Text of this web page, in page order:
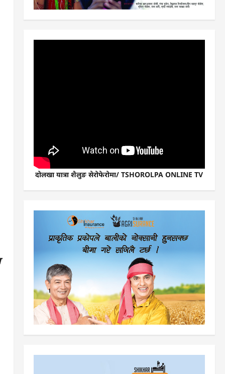
दोलखा यात्रा शैलुङ सेरोफेरोमा/ TSHOROLPA ONLINE TV